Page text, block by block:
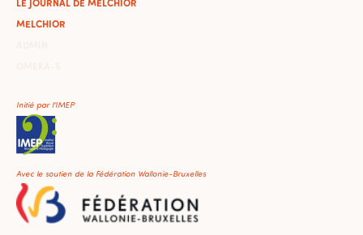
LE JOURNAL DE MELCHIOR
MELCHIOR
Initié par l'IMEP
Avec le soutien de la Fédération Wallonie-Bruxelles